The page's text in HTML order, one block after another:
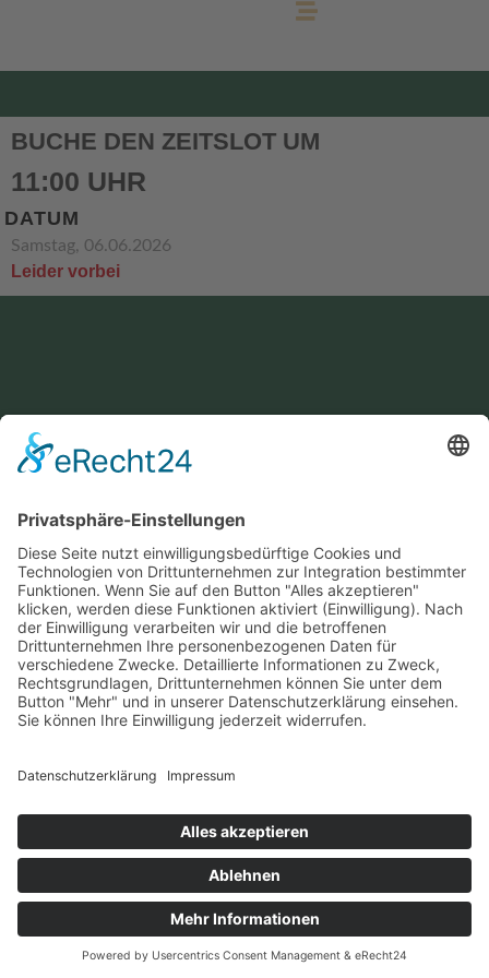
BUCHE DEN ZEITSLOT UM
11:00 UHR
DATUM
Samstag, 06.06.2026
Leider vorbei
Ein Produkt von SYNTURA - Emotion,
Spaß und Herausforderung
KONTAKT
+49 7422 240693
Impressum Datenschutz­
© Hirschgrund Zipline Area
Vertrag widerrufen